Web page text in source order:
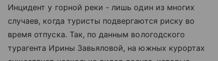
Инцидент у горной реки - лишь один из многих
случаев, когда туристы подвергаются риску во
время отпуска. Так, по данным вологодского
турагента Ирины Завьяловой, на южных курортах